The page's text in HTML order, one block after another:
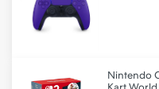
Nintendo